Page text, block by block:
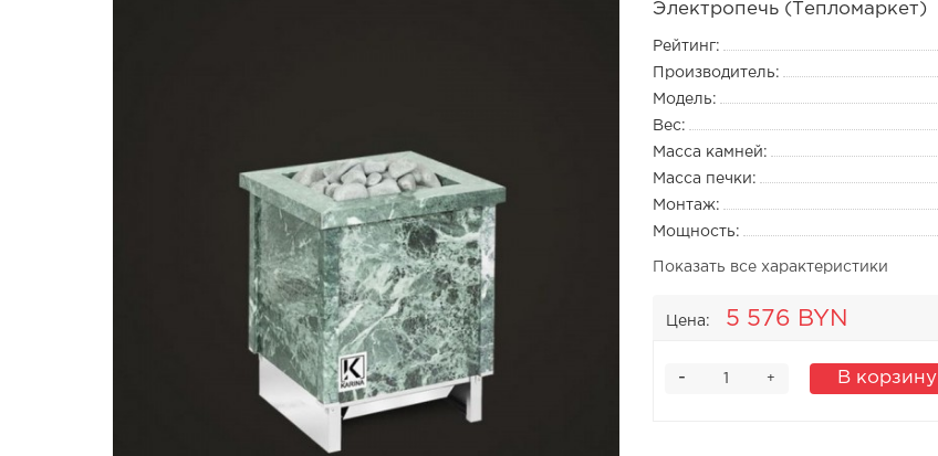
Электропечь (Тепломаркет)
Рейтинг:
Производитель:
Модель:
Вес:
Масса камней:
Масса печки:
Монтаж:
Мощность:
Показать все характеристики
Цена: 5 576 BYN
+
- В корзину